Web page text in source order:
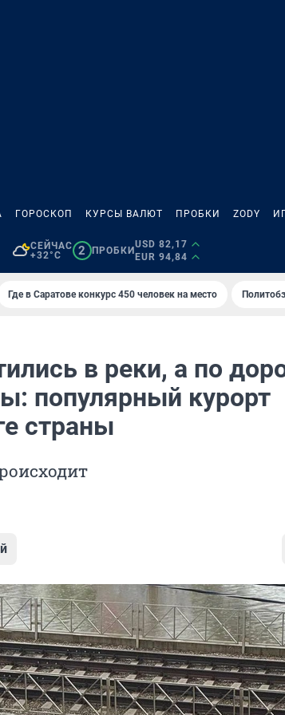
ГОРОСКОП КУРСЫ ВАЛЮТ ПРОБКИ ZODY
СЕЙЧАС
+32°C
2 ПРОБКИ
USD 82,17
EUR 94,84
Где в Саратове конкурс 450 человек на место
в реки, а по
популярный курорт
страны